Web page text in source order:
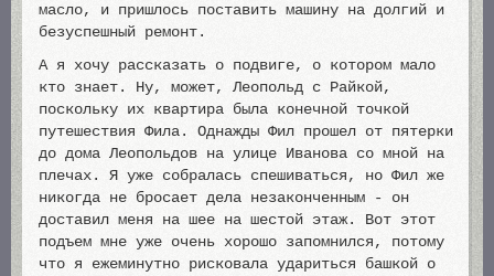
масло, и пришлось поставить машину на долгий и
безуспешный ремонт.
А я хочу рассказать о подвиге, о котором мало
кто знает. Ну, может, Леопольд с Райкой,
поскольку их квартира была конечной точкой
путешествия Фила. Однажды Фил прошел от пятерки
до дома Леопольдов на улице Иванова со мной на
плечах. Я уже собралась спешиваться, но Фил же
никогда не бросает дела незаконченным - он
доставил меня на шее на шестой этаж. Вот этот
подъем мне уже очень хорошо запомнился, потому
что я ежеминутно рисковала удариться башкой о